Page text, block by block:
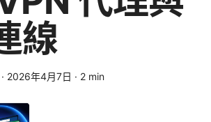
線
· 2026年4月7日 · 2 min